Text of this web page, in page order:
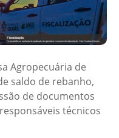
Agropecuária de
saldo de rebanho,
de documentos
técnicos